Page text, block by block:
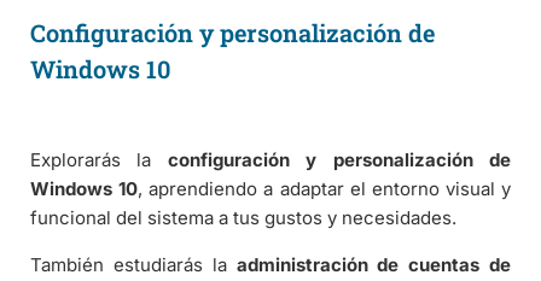
Configuración y personalización de
Windows 10
Explorarás la configuración y personalización de
Windows 10, aprendiendo a adaptar el entorno visual y
funcional del sistema a tus gustos y necesidades.
También estudiarás la administración de cuentas de